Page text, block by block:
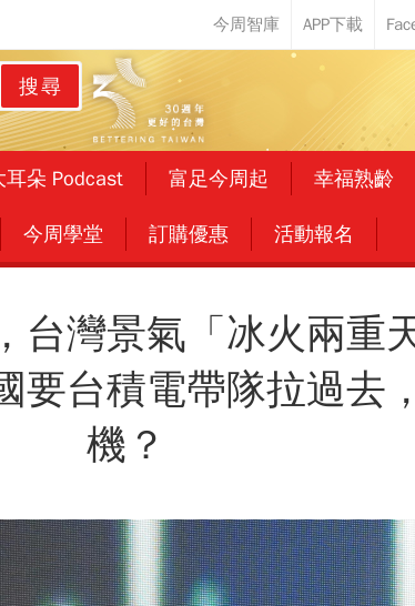
搜尋
耳朵 Podcast 富足今周起 幸福熟齡
今周學堂 訂購優惠 活動報名
台灣景氣「冰火兩重
要台積電帶隊拉過去
機？